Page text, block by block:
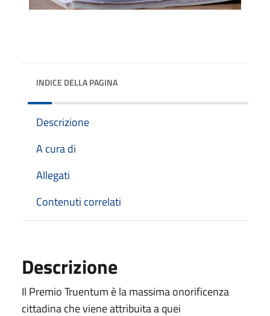
INDICE DELLA PAGINA
Descrizione
A cura di
Allegati
Contenuti correlati
Descrizione
Il Premio Truentum è la massima onorificenza
cittadina che viene attribuita a quei